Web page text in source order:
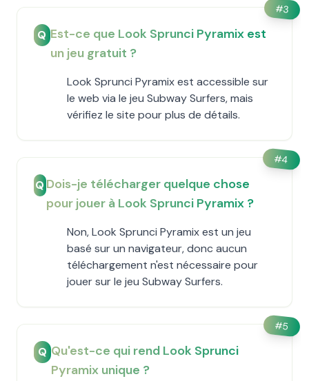
#3
Q Est-ce que Look Sprunci Pyramix est
un jeu gratuit ?
Look Sprunci Pyramix est accessible sur
le web via le jeu Subway Surfers, mais
vérifiez le site pour plus de détails.
#4
QDois-je télécharger quelque chose
pour jouer à Look Sprunci Pyramix ?
Non, Look Sprunci Pyramix est un jeu
basé sur un navigateur, donc aucun
téléchargement n'est nécessaire pour
jouer sur le jeu Subway Surfers.
#5
Q Qu'est-ce qui rend Look Sprunci
Pyramix unique ?